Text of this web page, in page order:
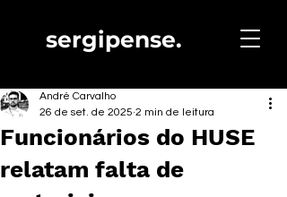
sergipense.
Funcionários do HUSE
relatam falta de
André Carvalho
26 de set. de 2025 2 min de leitura